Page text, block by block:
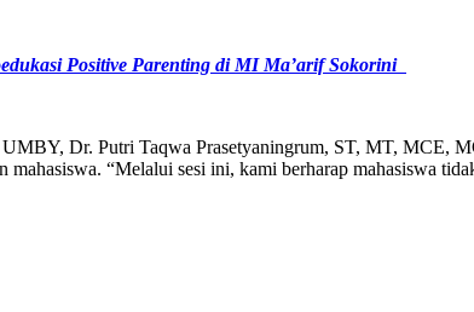
Positive Parenting di MI Ma’arif Sokorini
Dr. Putri Taqwa Prasetyaningrum, ST, MT, MCE,
“Melalui sesi ini, kami berharap mahasiswa